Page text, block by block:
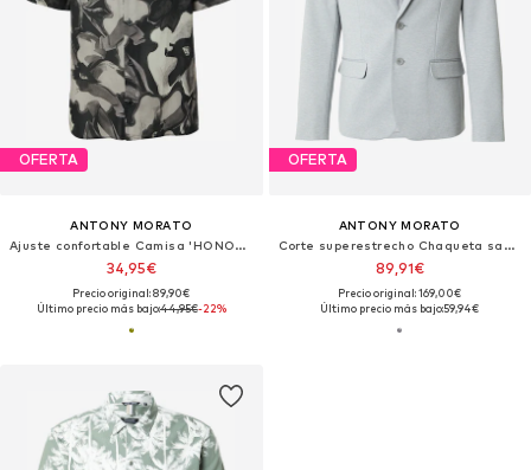
OFERTA
ANTONY MORATO
Ajuste confortable Camisa 'HONOLULU'
34,95€
Precio original: 89,90€
Último precio más bajo:44,95€-22%
OFERTA
ANTONY MORATO
Corte superestrecho Chaqueta saco 'ASHE'
89,91€
Precio original: 169,00€
Último precio más bajo:59,94€